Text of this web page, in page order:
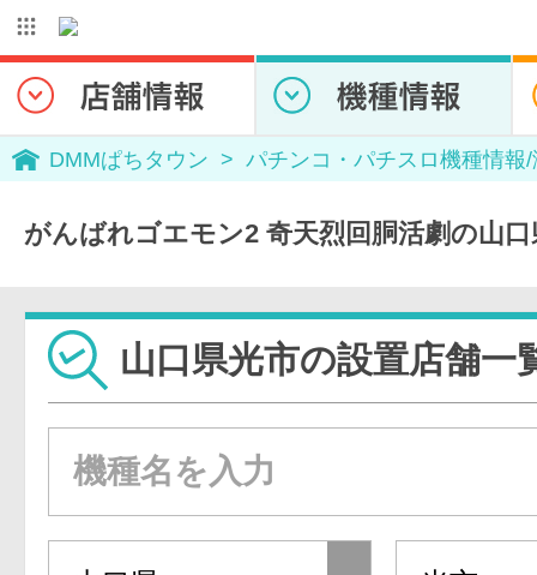
DMMぱちタウン パチンコ・パチスロ機種情報
がんばれゴエモン2 奇天烈回胴活劇の山
山口県光市の設置店舗一